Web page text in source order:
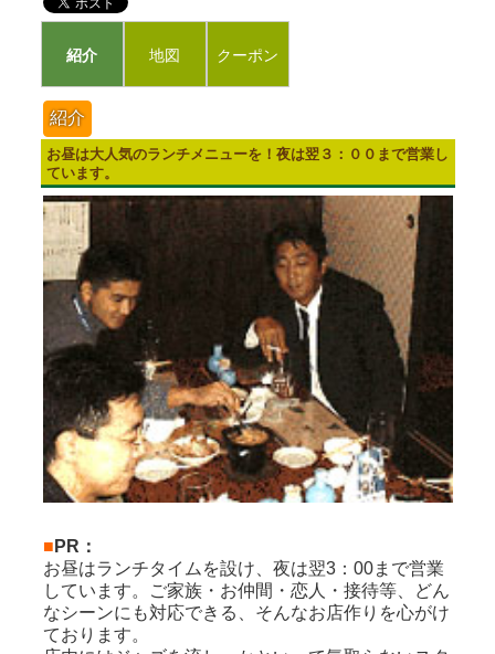
紹介 地図 クーポン
紹介
お昼は大人気のランチメニューを！夜は翌３：００まで営業し
ています。
■ PR：
お昼はランチタイムを設け、夜は翌3：00まで営業
しています。ご家族・お仲間・恋人・接待等、どん
なシーンにも対応できる、そんなお店作りを心がけ
ております。